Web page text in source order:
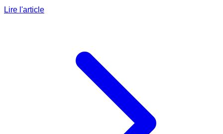
Lire l'article